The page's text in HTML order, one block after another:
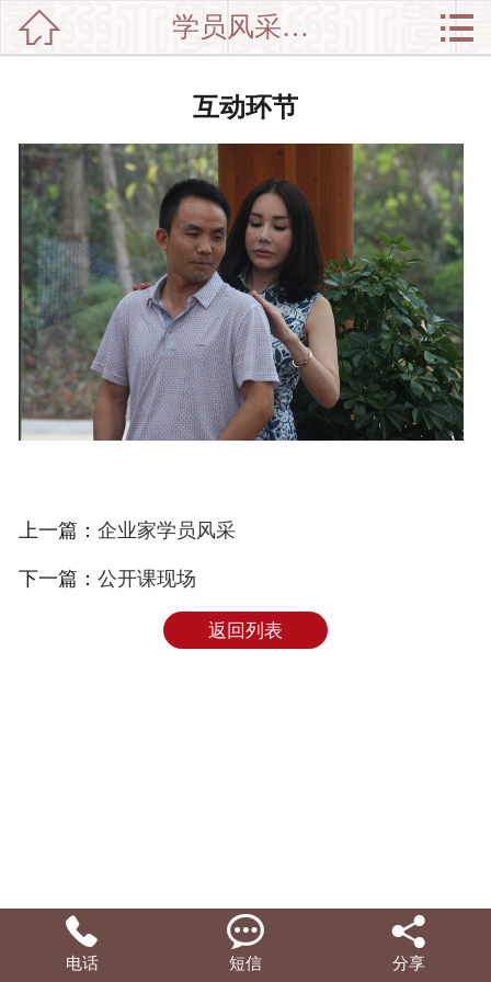
新闻动态
师资介绍
培训集锦
中心介绍
联系我们
 学员风采特写 
互动环节
上一篇： 企业家学员风采
下一篇： 公开课现场
返回列表

电话

短信

分享